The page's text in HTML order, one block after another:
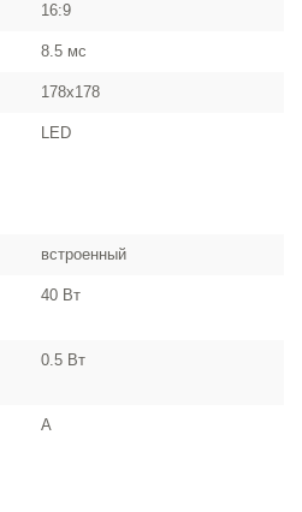
16:9
8.5 мс
178x178
LED
встроенный
40 Вт
0.5 Вт
A